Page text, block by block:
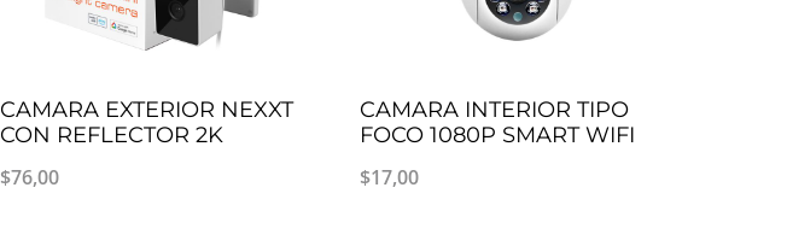
CAMARA EXTERIOR NEXXT
CON REFLECTOR 2K
$76,00
CAMARA INTERIOR TIPO
FOCO 1080P SMART WIFI
$17,00